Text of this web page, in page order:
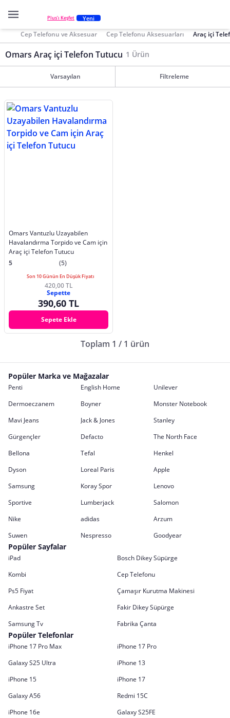
Plus'ı Keşfet Yeni
Cep Telefonu ve Aksesuar Cep Telefonu Aksesuarları Araç içi
Omars Araç içi Telefon Tutucu 1 Ürün
Varsayılan Filtreleme
Omars Vantuzlu Uzayabilen
Havalandırma Torpido ve Cam için
Araç içi Telefon Tutucu
5
(5)
Son 10 Günün En Düşük Fiyatı
420,00 TL
Sepette
390,60 TL
Sepete Ekle
Toplam 1 / 1 ürün
Popüler Marka ve Mağazalar
Penti English Home
Unilever
Dermoeczanem
Boyner
Monster Notebook
Mavi Jeans
Jack & Jones
Stanley
Gürgençler
Defacto
The North Face
Bellona
Tefal
Henkel
Dyson
Loreal Paris
Apple
Samsung
Koray Spor
Lenovo
Sportive
Lumberjack
Salomon
Nike
adidas
Arzum
Suwen
Nespresso Goodyear
Popüler Sayfalar
iPad
Bosch Dikey Süpürge
Kombi
Cep Telefonu
Ps5 Fiyat
Çamaşır Kurutma Makinesi
Ankastre Set
Fakir Dikey Süpürge
Samsung Tv
Fabrika Çanta
Popüler Telefonlar
iPhone 17 Pro Max
iPhone 17 Pro
Galaxy S25 Ultra
iPhone 13
iPhone 15
iPhone 17
Galaxy A56
Redmi 15C
iPhone 16e
Galaxy S25FE